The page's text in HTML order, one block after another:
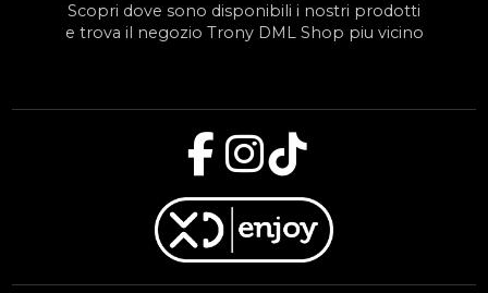
Scopri dove sono disponibili i nostri prodotti
e trova il negozio Trony DML Shop piu vicino